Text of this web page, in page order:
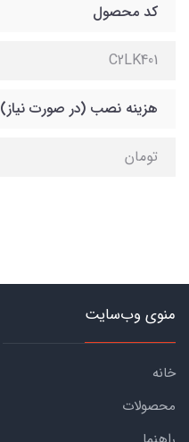
کد محصول
C2LK401
هزینه نصب (در صورت نیاز)
تومان
منوی وب‌سایت
خانه
محصولات